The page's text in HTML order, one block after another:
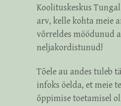
Koolituskeskus
arv, kelle kohta meie
võrreldes möödunud
neljakordistunud!
Tõele au andes tuleb
infoks öelda, et meie
õppimise toetamisel